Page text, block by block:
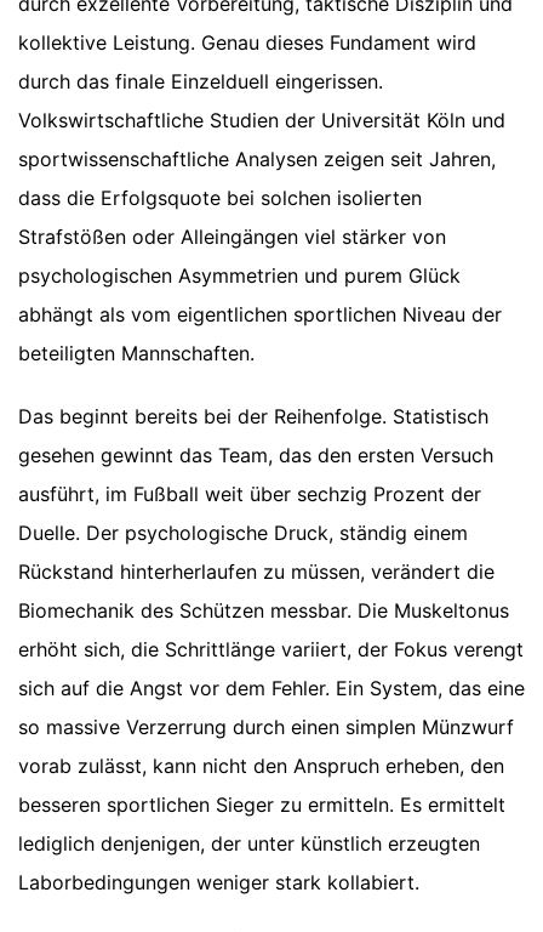
kollektive Leistung. Genau dieses Fundament wird
durch das finale Einzelduell eingerissen.
Volkswirtschaftliche Studien der Universität Köln und
sportwissenschaftliche Analysen zeigen seit Jahren,
dass die Erfolgsquote bei solchen isolierten
Strafstößen oder Alleingängen viel stärker von
psychologischen Asymmetrien und purem Glück
abhängt als vom eigentlichen sportlichen Niveau der
beteiligten Mannschaften.
Das beginnt bereits bei der Reihenfolge. Statistisch
gesehen gewinnt das Team, das den ersten Versuch
ausführt, im Fußball weit über sechzig Prozent der
Duelle. Der psychologische Druck, ständig einem
Rückstand hinterherlaufen zu müssen, verändert die
Biomechanik des Schützen messbar. Die Muskeltonus
erhöht sich, die Schrittlänge variiert, der Fokus verengt
sich auf die Angst vor dem Fehler. Ein System, das eine
so massive Verzerrung durch einen simplen Münzwurf
vorab zulässt, kann nicht den Anspruch erheben, den
besseren sportlichen Sieger zu ermitteln. Es ermittelt
lediglich denjenigen, der unter künstlich erzeugten
Laborbedingungen weniger stark kollabiert.